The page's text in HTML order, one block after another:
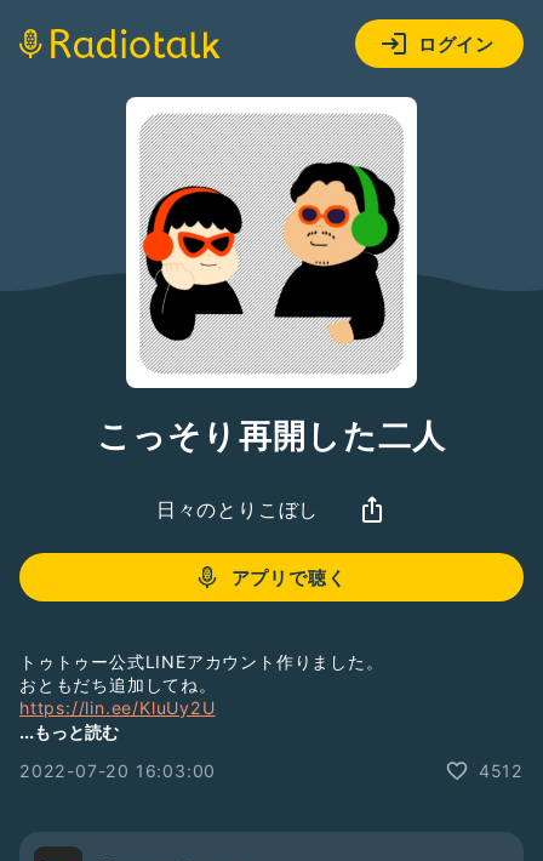
ログイン
こっそり再開した二人
日々のとりこぼし
アプリで聴く
トゥトゥー公式LINEアカウント作りました。
おともだち追加してね。
https://lin.ee/KluUy2U
覗いてみてね。
...もっと読む
2022-07-20 16:03:00
4512